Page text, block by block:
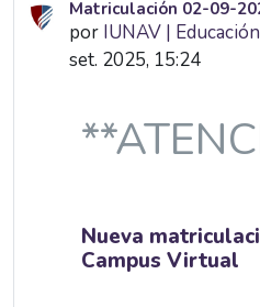
Matriculación 02-09-
por IUNAV |
set. 2025, 15:24
Número de respostas:
Nueva
Campus Virtual